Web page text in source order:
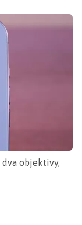
objektivy,